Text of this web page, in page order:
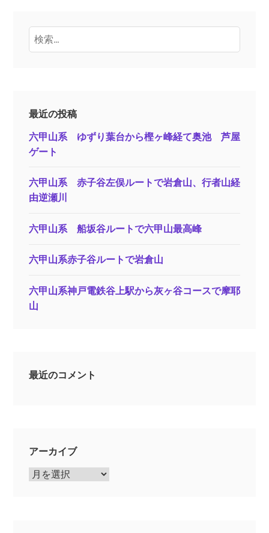
検
索:
最近の投稿
六甲山系 ゆずり葉台から樫ヶ峰経て奥池 芦屋
ゲート
六甲山系 赤子谷左俣ルートで岩倉山、行者山経
由逆瀬川
六甲山系 船坂谷ルートで六甲山最高峰
六甲山系赤子谷ルートで岩倉山
六甲山系神戸電鉄谷上駅から灰ヶ谷コースで摩耶
山
最近のコメント
アーカイブ
ア